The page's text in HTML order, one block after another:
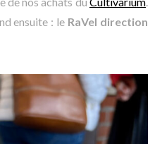
ensuite : le RaVel direction